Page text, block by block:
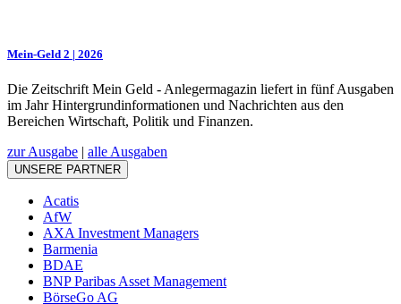
Mein-Geld 2 | 2026
Die Zeitschrift Mein Geld - Anlegermagazin liefert in fünf Ausgaben
im Jahr Hintergrundinformationen und Nachrichten aus den
Bereichen Wirtschaft, Politik und Finanzen.
zur Ausgabe | alle Ausgaben
UNSERE PARTNER
Acatis
AfW
AXA Investment Managers
Barmenia
BDAE
BNP Paribas Asset Management
BörseGo AG